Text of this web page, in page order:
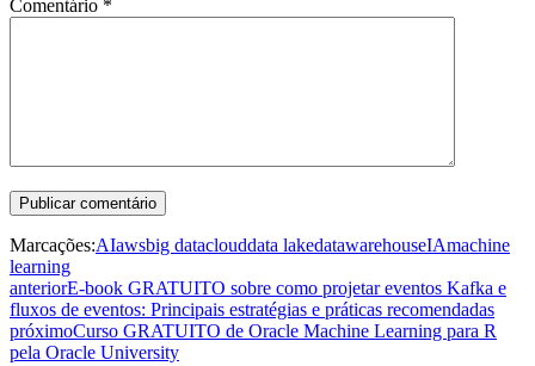
Comentário *
Marcações:AIawsbig dataclouddata lakedatawarehouseIAmachine
learning
anteriorE-book GRATUITO sobre como projetar eventos Kafka e
fluxos de eventos: Principais estratégias e práticas recomendadas
próximoCurso GRATUITO de Oracle Machine Learning para R
pela Oracle University